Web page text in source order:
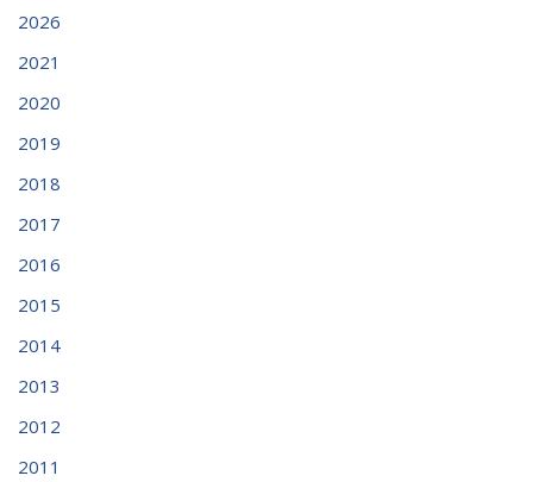
2026
2021
2020
2019
2018
2017
2016
2015
2014
2013
2012
2011